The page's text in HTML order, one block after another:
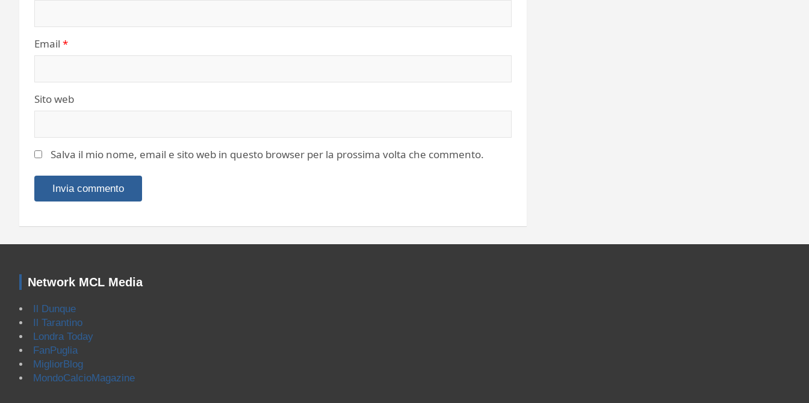
Email *
Sito web
Salva il mio nome, email e sito web in questo browser per la prossima volta che commento.
Network MCL Media
Il Dunque
Il Tarantino
Londra Today
FanPuglia
MigliorBlog
MondoCalcioMagazine